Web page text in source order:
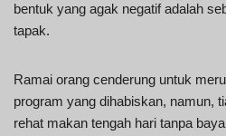
bentuk yang agak negatif adalah
tapak.
Ramai orang cenderung untuk
program yang dihabiskan, namun,
rehat makan tengah hari tanpa